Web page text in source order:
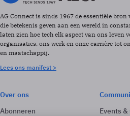
AG Connect is sinds 1967 de essentiële
die betekenis geven aan een wereld in
laten zien hoe tech elk aspect van ons leven
organisaties, ons werk en onze carrière tot
en maatschappij.
Lees ons manifest >
Over ons
Abonneren
Events